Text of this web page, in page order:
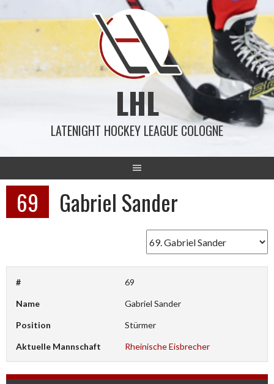
zum
LHL
LATENIGHT HOCKEY LEAGUE COLOGNE
69 Gabriel Sander
# 69
Name Gabriel Sander
Position Stürmer
Aktuelle Mannschaft Rheinische Eisbrecher